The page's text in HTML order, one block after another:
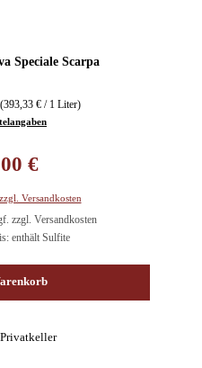
Speciale Scarpa
(393,33 € / 1 Liter)
€
Versandkosten
zzgl. Versandkosten
enthält Sulfite